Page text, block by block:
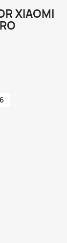
XIAOMI